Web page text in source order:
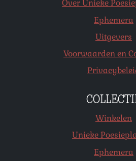
Over Unieke
Ephemera
Uitgevers
Voorwaarden en
Winkelen
Unieke
Ephemera